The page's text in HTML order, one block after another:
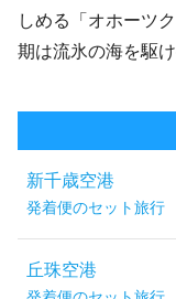
しめる「オホーツ
期は流氷の海を駆
新千歳空港
発着便のセット旅行
丘珠空港